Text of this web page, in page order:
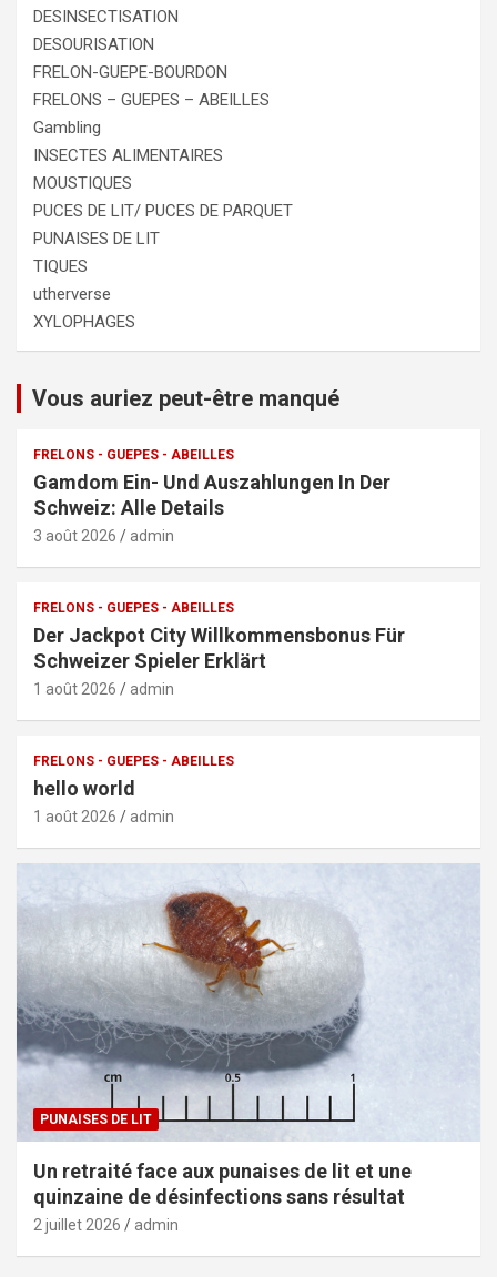
DESINSECTISATION
DESOURISATION
FRELON-GUEPE-BOURDON
FRELONS – GUEPES – ABEILLES
Gambling
INSECTES ALIMENTAIRES
MOUSTIQUES
PUCES DE LIT/ PUCES DE PARQUET
PUNAISES DE LIT
TIQUES
utherverse
XYLOPHAGES
Vous auriez peut-être manqué
FRELONS - GUEPES - ABEILLES
Gamdom Ein- Und Auszahlungen In Der
Schweiz: Alle Details
3 août 2026 admin
FRELONS - GUEPES - ABEILLES
Der Jackpot City Willkommensbonus Für
Schweizer Spieler Erklärt
1 août 2026 admin
FRELONS - GUEPES - ABEILLES
hello world
1 août 2026 admin
PUNAISES DE LIT
Un retraité face aux punaises de lit et une
quinzaine de désinfections sans résultat
2 juillet 2026 admin